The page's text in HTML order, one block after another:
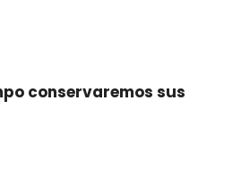
conservaremos sus